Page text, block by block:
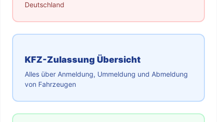
Deutschland
KFZ-Zulassung Übersicht
Alles über Anmeldung, Ummeldung und Abmeldung
von Fahrzeugen